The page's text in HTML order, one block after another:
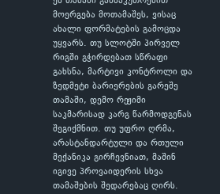
მოერგება მოთამაშეს, ვისაც
ახალი ფორმატების გამოცდა
უყვარს. თუ სლოტში პირველ
რიგში გჭირდებათ სწრაფი
გახსნა, მარტივი კონტროლი და
ზედმეტი ბარიერების გარეშე
თამაში, დემო რეჟიმი
საკმარისად კარგ წარმოდგენას
შეგიქმნით. თუ უფრო ღრმა,
არასტანდარტული და რთული
მექანიკა გირჩევნიათ, მაშინ
იგივე პროვაიდერის სხვა
თამაშების შედარებაც ღირს.